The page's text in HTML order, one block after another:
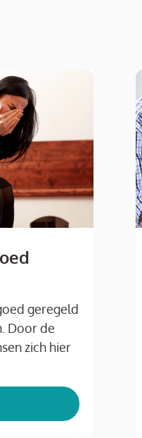
geregeld
Door de
zich hier